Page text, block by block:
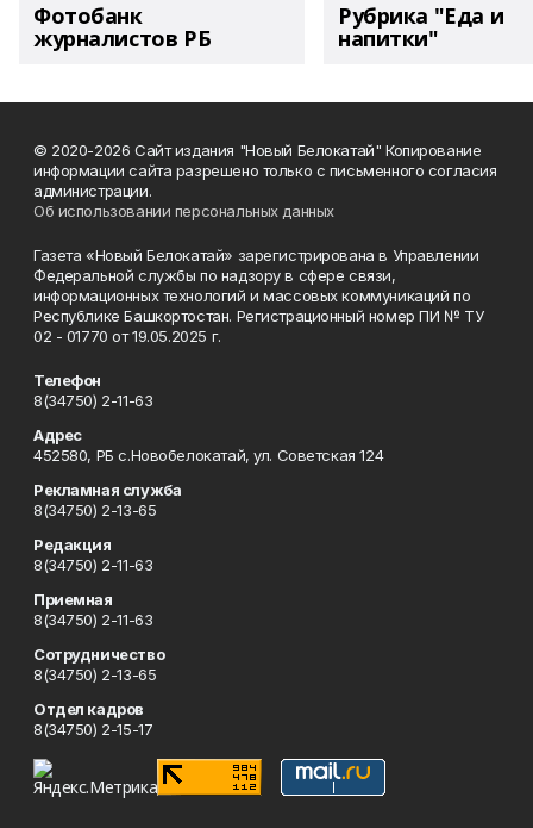
Фотобанк
журналистов РБ
Рубрика "Еда и
напитки"
© 2020-2026 Сайт издания "Новый Белокатай" Копирование
информации сайта разрешено только с письменного согласия
администрации.
Об использовании персональных данных
Газета «Новый Белокатай» зарегистрирована в Управлении
Федеральной службы по надзору в сфере связи,
информационных технологий и массовых коммуникаций по
Республике Башкортостан. Регистрационный номер ПИ № ТУ
02 - 01770 от 19.05.2025 г.
Телефон
8(34750) 2-11-63
Адрес
452580, РБ с.Новобелокатай, ул. Советская 124
Рекламная служба
8(34750) 2-13-65
Редакция
8(34750) 2-11-63
Приемная
8(34750) 2-11-63
Сотрудничество
8(34750) 2-13-65
Отдел кадров
8(34750) 2-15-17